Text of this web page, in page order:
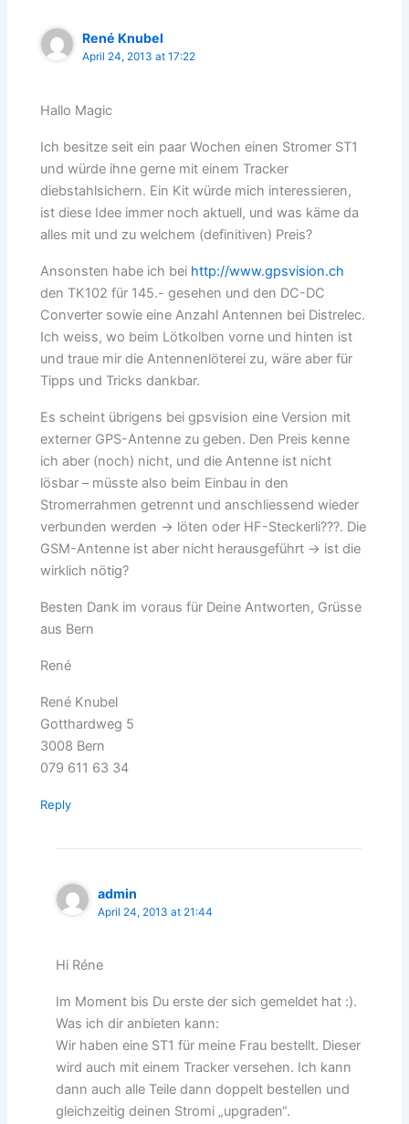
René Knubel
April 24, 2013 at 17:22
Hallo Magic
Ich besitze seit ein paar Wochen einen Stromer ST1
und würde ihne gerne mit einem Tracker
diebstahlsichern. Ein Kit würde mich interessieren,
ist diese Idee immer noch aktuell, und was käme da
alles mit und zu welchem (definitiven) Preis?
Ansonsten habe ich bei http://www.gpsvision.ch
den TK102 für 145.- gesehen und den DC-DC
Converter sowie eine Anzahl Antennen bei Distrelec.
Ich weiss, wo beim Lötkolben vorne und hinten ist
und traue mir die Antennenlöterei zu, wäre aber für
Tipps und Tricks dankbar.
Es scheint übrigens bei gpsvision eine Version mit
externer GPS-Antenne zu geben. Den Preis kenne
ich aber (noch) nicht, und die Antenne ist nicht
lösbar – müsste also beim Einbau in den
Stromerrahmen getrennt und anschliessend wieder
verbunden werden -> löten oder HF-Steckerli???. Die
GSM-Antenne ist aber nicht herausgeführt -> ist die
wirklich nötig?
Besten Dank im voraus für Deine Antworten, Grüsse
aus Bern
René
René Knubel
Gotthardweg 5
3008 Bern
079 611 63 34
Reply
admin
April 24, 2013 at 21:44
Hi Réne
Im Moment bis Du erste der sich gemeldet hat :).
Was ich dir anbieten kann:
Wir haben eine ST1 für meine Frau bestellt. Dieser
wird auch mit einem Tracker versehen. Ich kann
dann auch alle Teile dann doppelt bestellen und
gleichzeitig deinen Stromi „upgraden“.